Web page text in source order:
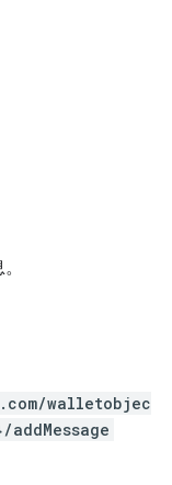
walletobjec